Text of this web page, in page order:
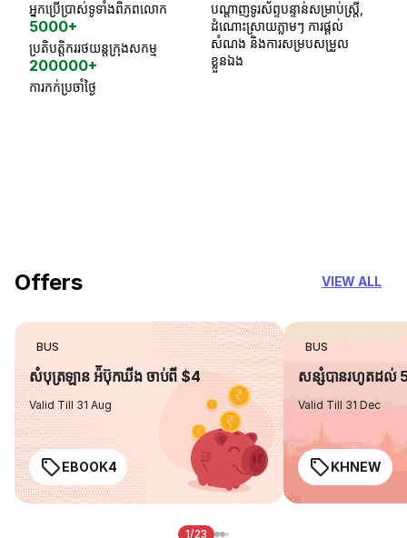
អ្នកប្រើប្រាស់ទូទាំងពិភពលោក
5000+
ប្រតិបត្តិកររថយន្តក្រុងសកម្ម
200000+
ការកក់ប្រចាំថ្ងៃ
បណ្តាញទូរស័ព្ទបន្ទាន់សម្រាប់ស្ត្រី,
ដំណោះស្រាយភ្លាមៗ ការផ្តល់
សំណង និងការសម្របសម្រួល
ខ្លួនឯង
Offers VIEW ALL
BUS
សំបុត្រឡាន អ៉ីប៊ុកឃីង ចាប់ពី $4
Valid Till 31 Aug
EBOOK4
BUS
សន្សំបានរហូតដល់
Valid Till 31 Dec
KHNEW
1/23